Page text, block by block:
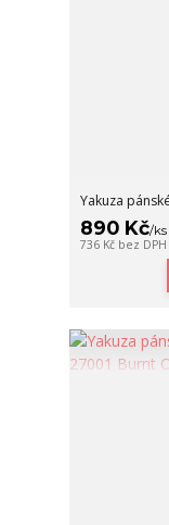
Yakuza
890 Kč/ks
736 Kč bez DPH